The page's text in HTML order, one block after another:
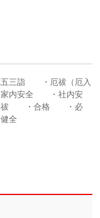
三詣 ・厄祓（厄入
内安全 ・社内安
祓 ・合格 ・必
全